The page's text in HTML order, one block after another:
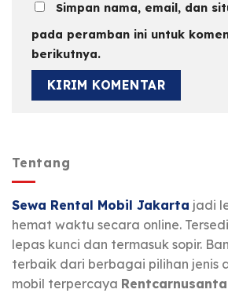
Simpan nama, email, dan
pada peramban ini untuk
berikutnya.
Tentang
Sewa Rental Mobil Jakarta jadi
hemat waktu secara online.
lepas kunci dan termasuk sopir.
terbaik dari berbagai pilihan jenis
mobil terpercaya